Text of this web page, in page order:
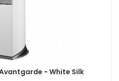
Avantgarde - White Silk